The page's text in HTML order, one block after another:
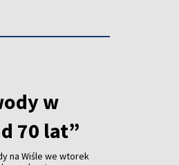
w
70 lat”
na Wiśle we wtorek